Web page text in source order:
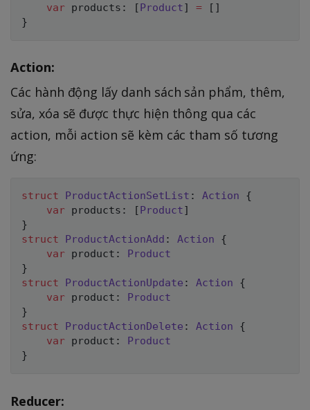
var products : [Product] = [ ]
}
Action:
Các hành động lấy danh sách sản phẩm, thêm,
sửa, xóa sẽ được thực hiện thông qua các
action, mỗi action sẽ kèm các tham số tương
ứng:
struct ProductActionSetList : Action
{
var products : [Product]
}
struct
ProductActionAdd : Action
{
var product :
Product
}
struct
ProductActionUpdate : Action
{
var product :
Product
}
struct
ProductActionDelete : Action
{
var product :
Product
}
Reducer: